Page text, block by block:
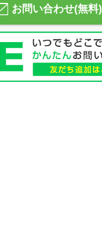
お問い合わせ(無料)